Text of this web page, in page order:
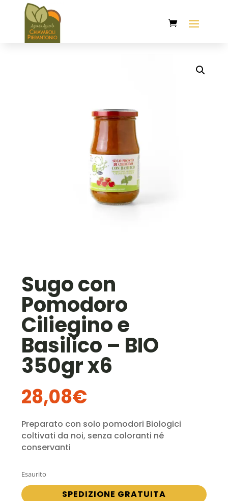
Sugo con
Pomodoro
Ciliegino e
Basilico – BIO
350gr x6
28,08€
Preparato con solo pomodori Biologici
coltivati da noi, senza coloranti né
conservanti
Esaurito
SPEDIZIONE GRATUITA